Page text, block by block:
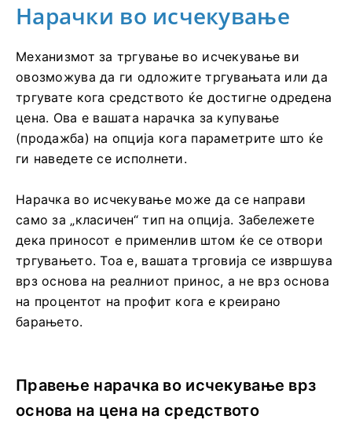
Нарачки во исчекување
Механизмот за тргување во исчекување ви
овозможува да ги одложите тргувањата или да
тргувате кога средството ќе достигне одредена
цена. Ова е вашата нарачка за купување
(продажба) на опција кога параметрите што ќе
ги наведете се исполнети.
Нарачка во исчекување може да се направи
само за „класичен“ тип на опција. Забележете
дека приносот е применлив штом ќе се отвори
тргувањето. Тоа е, вашата трговија се извршува
врз основа на реалниот принос, а не врз основа
на процентот на профит кога е креирано
барањето.
Правење нарачка во исчекување врз
основа на цена на средството